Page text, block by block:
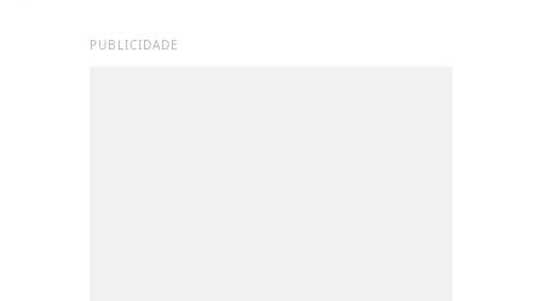
PUBLICIDADE